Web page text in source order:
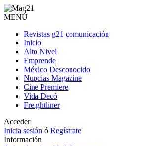
MENÚ
Revistas g21 comunicación
Inicio
Alto Nivel
Emprende
México Desconocido
Nupcias Magazine
Cine Premiere
Vida Decó
Freightliner
Acceder
Inicia sesión ó Regístrate
Información